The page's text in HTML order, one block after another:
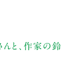
と、作家の鈴